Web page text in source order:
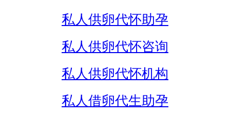
私人供卵代怀助孕
私人供卵代怀咨询
私人供卵代怀机构
私人借卵代生助孕